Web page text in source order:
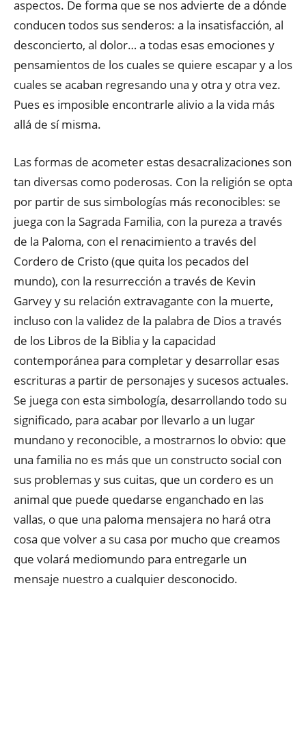
aspectos. De forma que se nos advierte de a dónde
conducen todos sus senderos: a la insatisfacción, al
desconcierto, al dolor… a todas esas emociones y
pensamientos de los cuales se quiere escapar y a los
cuales se acaban regresando una y otra y otra vez.
Pues es imposible encontrarle alivio a la vida más
allá de sí misma.
Las formas de acometer estas desacralizaciones son
tan diversas como poderosas. Con la religión se opta
por partir de sus simbologías más reconocibles: se
juega con la Sagrada Familia, con la pureza a través
de la Paloma, con el renacimiento a través del
Cordero de Cristo (que quita los pecados del
mundo), con la resurrección a través de Kevin
Garvey y su relación extravagante con la muerte,
incluso con la validez de la palabra de Dios a través
de los Libros de la Biblia y la capacidad
contemporánea para completar y desarrollar esas
escrituras a partir de personajes y sucesos actuales.
Se juega con esta simbología, desarrollando todo su
significado, para acabar por llevarlo a un lugar
mundano y reconocible, a mostrarnos lo obvio: que
una familia no es más que un constructo social con
sus problemas y sus cuitas, que un cordero es un
animal que puede quedarse enganchado en las
vallas, o que una paloma mensajera no hará otra
cosa que volver a su casa por mucho que creamos
que volará mediomundo para entregarle un
mensaje nuestro a cualquier desconocido.